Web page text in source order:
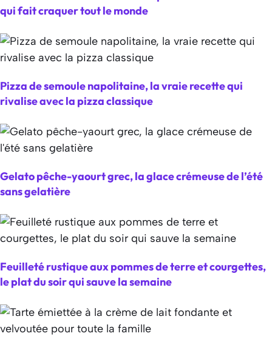
qui fait craquer tout le monde
Pizza de semoule napolitaine, la vraie recette qui
rivalise avec la pizza classique
Gelato pêche-yaourt grec, la glace crémeuse de l’été
sans gelatière
Feuilleté rustique aux pommes de terre et courgettes,
le plat du soir qui sauve la semaine